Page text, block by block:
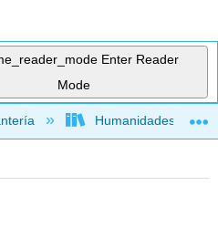
Enter Reader
Mode
jerarquía global
Humanidades